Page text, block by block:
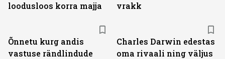
loodusloos korra majja
vrakk
Õnnetu kurg andis
vastuse rändlindude
Charles Darwin edestas
oma rivaali ning väljus